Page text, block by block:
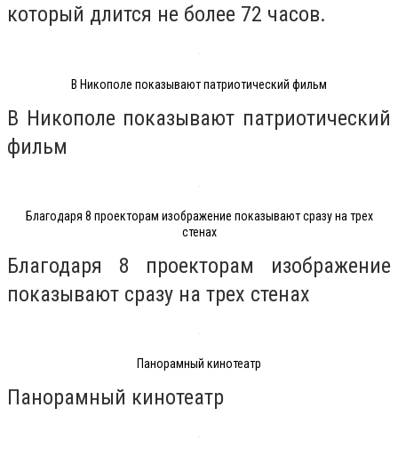
который длится не более 72 часов.
В Никополе показывают патриотический фильм
В Никополе показывают патриотический
фильм
Благодаря 8 проекторам изображение показывают сразу на трех
стенах
Благодаря 8 проекторам изображение
показывают сразу на трех стенах
Панорамный кинотеатр
Панорамный кинотеатр